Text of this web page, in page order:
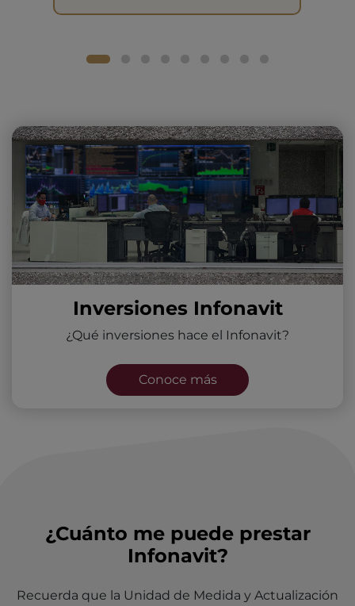
Inversiones Infonavit
¿Qué inversiones hace el Infonavit?
Conoce más
¿Cuánto me puede prestar
Infonavit?
Recuerda que la Unidad de Medida y Actualización